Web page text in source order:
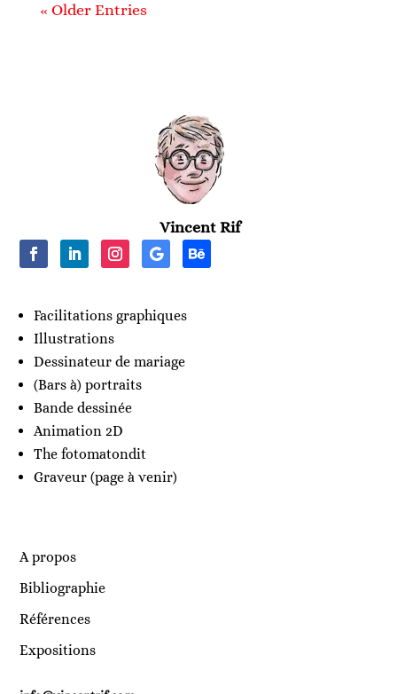
« Older Entries
Vincent Rif
Facilitations graphiques
Illustrations
Dessinateur de mariage
(Bars à) portraits
Bande dessinée
Animation 2D
The fotomatondit
Graveur (page à venir)
A propos
Bibliographie
Références
Expositions